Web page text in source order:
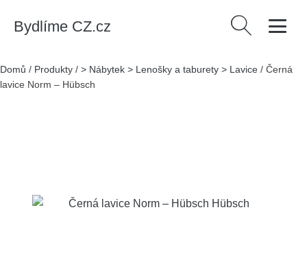
Bydlíme CZ.cz Vyhledávání
Domů / Produkty / > Nábytek > Lenošky a taburety > Lavice / Černá
lavice Norm – Hübsch